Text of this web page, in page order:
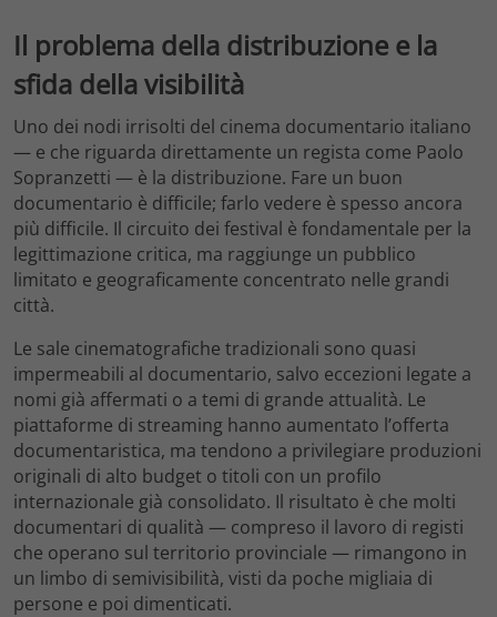
Il problema della distribuzione e la
sfida della visibilità
Uno dei nodi irrisolti del cinema documentario italiano
— e che riguarda direttamente un regista come Paolo
Sopranzetti — è la distribuzione. Fare un buon
documentario è difficile; farlo vedere è spesso ancora
più difficile. Il circuito dei festival è fondamentale per la
legittimazione critica, ma raggiunge un pubblico
limitato e geograficamente concentrato nelle grandi
città.
Le sale cinematografiche tradizionali sono quasi
impermeabili al documentario, salvo eccezioni legate a
nomi già affermati o a temi di grande attualità. Le
piattaforme di streaming hanno aumentato l’offerta
documentaristica, ma tendono a privilegiare produzioni
originali di alto budget o titoli con un profilo
internazionale già consolidato. Il risultato è che molti
documentari di qualità — compreso il lavoro di registi
che operano sul territorio provinciale — rimangono in
un limbo di semivisibilità, visti da poche migliaia di
persone e poi dimenticati.